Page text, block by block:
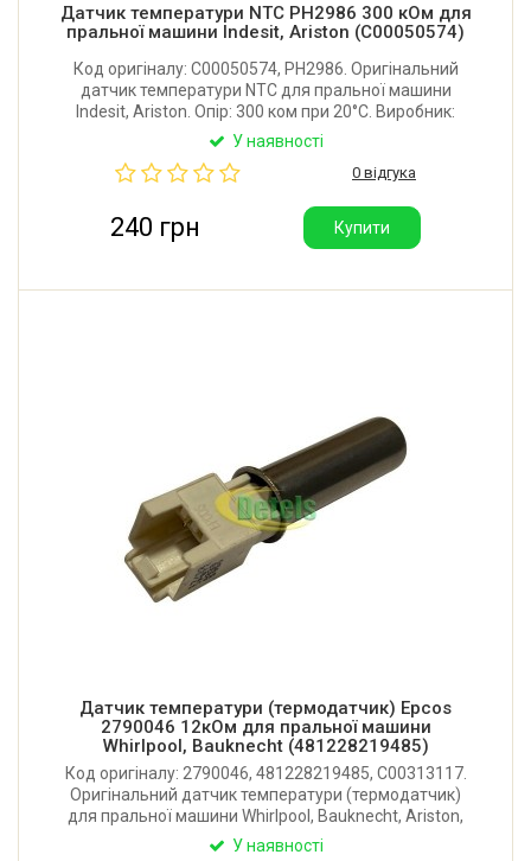
Датчик температури NTC PH2986 300 кОм для
пральної машини Indesit, Ariston (C00050574)
Код оригіналу: C00050574, PH2986. Оригінальний
датчик температури NTC для пральної машини
Indesit, Ariston. Опір: 300 ком при 20°C. Виробник:
Італія.
У наявності
0 відгука
240 грн Купити
Датчик температури (термодатчик) Epcos
2790046 12кОм для пральної машини
Whirlpool, Bauknecht (481228219485)
Код оригіналу: 2790046, 481228219485, C00313117.
Оригінальний датчик температури (термодатчик)
для пральної машини Whirlpool, Bauknecht, Ariston,
Indesit, Hotpoint-Ariston, Gorenje, Bosch, Siemens.
У наявності